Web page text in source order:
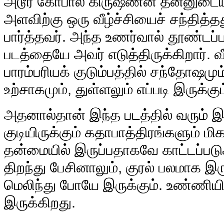
அளவிற்கு ஒரு வீழ்ச்சியைச்
பார்த்தவர். அந்த உணர்வால்
படத்தையே அவர் எடுத்திருக்கிறார்.
பாரம்பரியக் குடும்பத்தில்
உற்சாகமும், துள்ளலும் எப்படி
அதனால்தான் இந்த படத்தில் வரும்
குடியிருக்கும் கதாபாத்திரங்களும்
தன்மையில் இருப்பதாகவே
திறந்து பேசினாலும், குரல் பலமாக
மெலிந்து போயே இருக்கும்.
இருக்கிறது.